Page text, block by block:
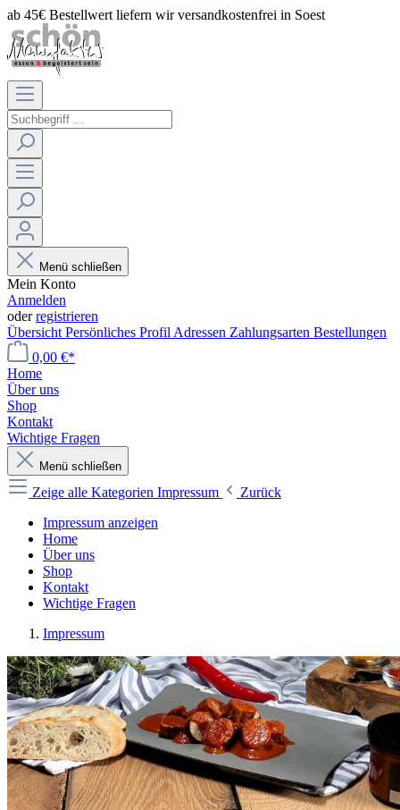
ab 45€ Bestellwert liefern wir versandkostenfrei in Soest
Menü schließen
Mein Konto
Anmelden
oderregistrieren
Übersicht Persönliches Profil Adressen Zahlungsarten Bestellungen
0,00 €*
Home
Über uns
Shop
Kontakt
Wichtige Fragen
Menü schließen
Zeige alle Kategorien Impressum
Zurück
Impressum anzeigen
Home
Über uns
Shop
Kontakt
Wichtige Fragen
Impressum